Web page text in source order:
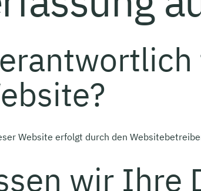
Website erfolgt durch den
wir Ihre